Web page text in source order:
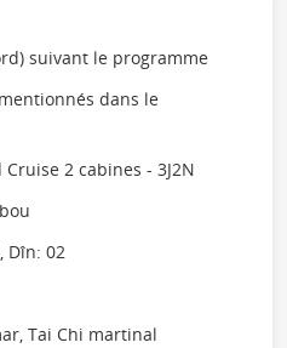
suivant le programme
dans le
2 cabines - 3J2N
Dîn: 02
Tai Chi martinal